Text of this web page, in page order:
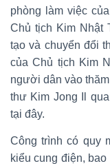
phòng làm việc
Chủ tịch Kim Nhật
tạo và chuyển đổi
của Chủ tịch Kim
người dân vào
thư Kim Jong Il
tại đây.
Công trình có quy
kiểu cung điện,